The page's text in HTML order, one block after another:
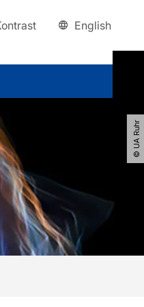
English
© UA Ruhr